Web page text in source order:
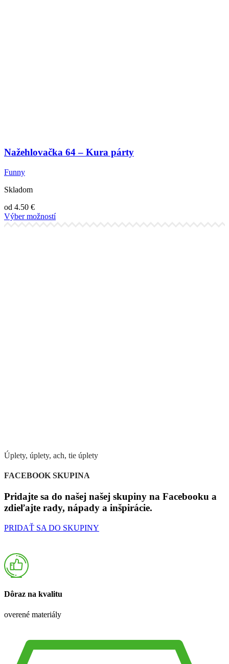
Nažehlovačka 64 – Kura párty
Funny
Skladom
od 4.50 €
Výber možností
Úplety, úplety, ach, tie úplety
FACEBOOK SKUPINA
Pridajte sa do našej našej skupiny na Facebooku a
zdieľajte rady, nápady a inšpirácie.
PRIDAŤ SA DO SKUPINY
Dôraz na kvalitu
overené materiály